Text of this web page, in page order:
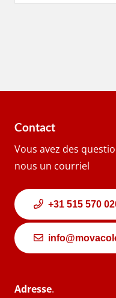
Contact
Vous avez des
nous un courriel
+31 515 570
Adresse.